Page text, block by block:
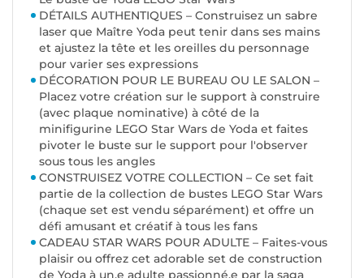
DÉTAILS AUTHENTIQUES – Construisez un sabre
laser que Maître Yoda peut tenir dans ses mains
et ajustez la tête et les oreilles du personnage
pour varier ses expressions
DÉCORATION POUR LE BUREAU OU LE SALON –
Placez votre création sur le support à construire
(avec plaque nominative) à côté de la
minifigurine LEGO Star Wars de Yoda et faites
pivoter le buste sur le support pour l'observer
sous tous les angles
CONSTRUISEZ VOTRE COLLECTION – Ce set fait
partie de la collection de bustes LEGO Star Wars
(chaque set est vendu séparément) et offre un
défi amusant et créatif à tous les fans
CADEAU STAR WARS POUR ADULTE – Faites-vous
plaisir ou offrez cet adorable set de construction
de Yoda à un.e adulte passionné.e par la saga